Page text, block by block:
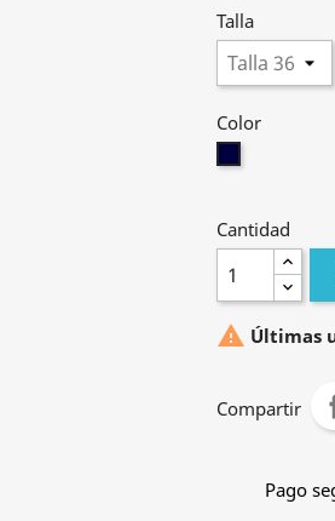
Talla
Color
Cantidad
 Últimas
Compartir
Pago